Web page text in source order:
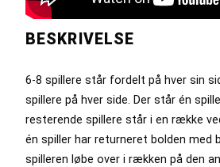
BESKRIVELSE
6-8 spillere står fordelt på hver sin
spillere på hver side. Der står én
resterende spillere står i en række
én spiller har returneret bolden med
spilleren løbe over i rækken på den